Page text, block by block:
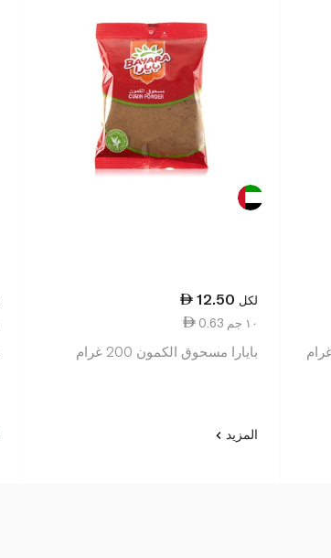
12.50 لكل
0.63 ١٠ جم
بايارا مسحوق الكمون 200 غرام
المزيد